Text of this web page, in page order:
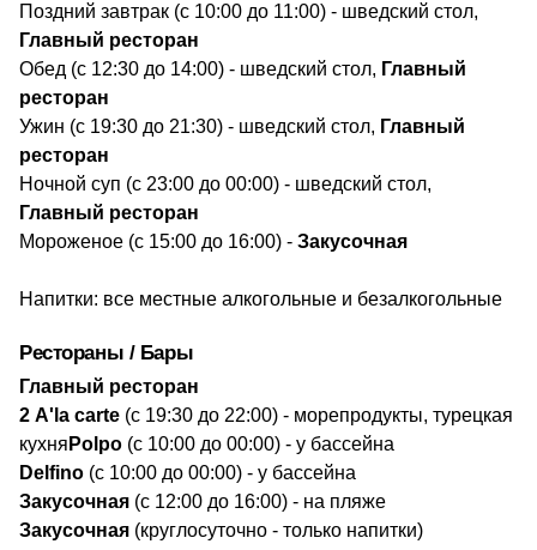
Поздний завтрак (с 10:00 до 11:00) - шведский стол,
Главный ресторан
Обед (с 12:30 до 14:00) - шведский стол, Главный
ресторан
Ужин (с 19:30 до 21:30) - шведский стол, Главный
ресторан
Ночной суп (с 23:00 до 00:00) - шведский стол,
Главный ресторан
Мороженое (с 15:00 до 16:00) - Закусочная
Напитки: все местные алкогольные и безалкогольные
Рестораны / Бары
​Главный ресторан
2 A'la carte (с 19:30 до 22:00) - морепродукты, турецкая
кухня Polpo (с 10:00 до 00:00) - у бассейна
Delfino (с 10:00 до 00:00) - у бассейна
Закусочная (с 12:00 до 16:00) - на пляже
Закусочная (круглосуточно - только напитки)